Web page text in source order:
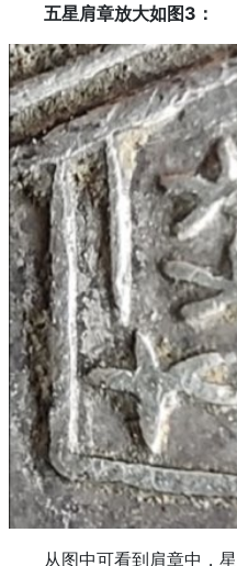
五星肩章放大如图3：
从图中可看到肩章中，星